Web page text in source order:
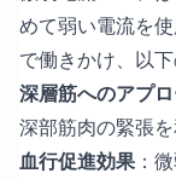
めて弱い電流を
で働きかけ、以
深層筋へのアプ
深部筋肉の緊張
血行促進効果 ：